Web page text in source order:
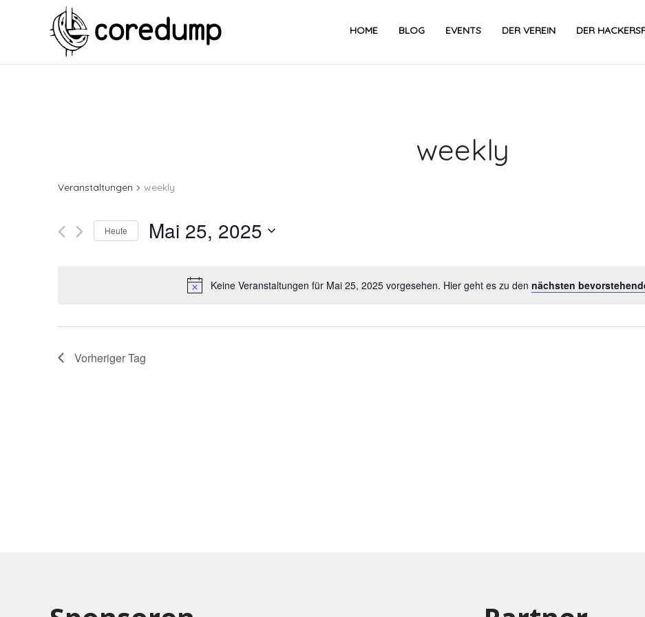
HOME BLOG EVENTS DER VEREIN DER
Keine Veranstaltungen für Mai 25, 2025 vorgesehen. Hier geht es zu den nächsten
weekly
Veranstaltungen weekly
Heute Mai 25, 2025
Vorheriger Tag